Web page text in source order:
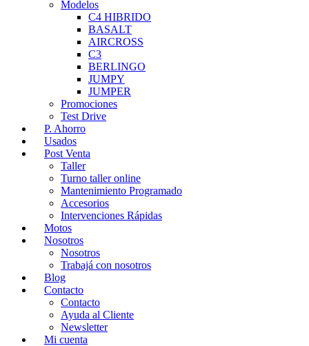
Modelos
C4 HIBRIDO
BASALT
AIRCROSS
C3
BERLINGO
JUMPY
JUMPER
Promociones
Test Drive
P. Ahorro
Usados
Post Venta
Taller
Turno taller online
Mantenimiento Programado
Accesorios
Intervenciones Rápidas
Motos
Nosotros
Nosotros
Trabajá con nosotros
Blog
Contacto
Contacto
Ayuda al Cliente
Newsletter
Mi cuenta